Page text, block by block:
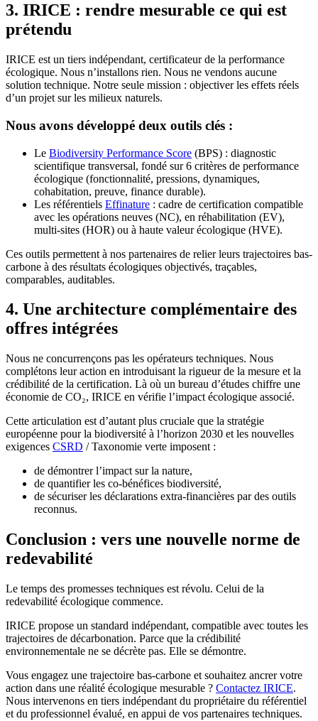
3. IRICE : rendre mesurable ce qui est
prétendu
IRICE est un tiers indépendant, certificateur de la performance
écologique. Nous n’installons rien. Nous ne vendons aucune
solution technique. Notre seule mission : objectiver les effets réels
d’un projet sur les milieux naturels.
Nous avons développé deux outils clés :
Le Biodiversity Performance Score (BPS) : diagnostic
scientifique transversal, fondé sur 6 critères de performance
écologique (fonctionnalité, pressions, dynamiques,
cohabitation, preuve, finance durable).
Les référentiels Effinature : cadre de certification compatible
avec les opérations neuves (NC), en réhabilitation (EV),
multi-sites (HOR) ou à haute valeur écologique (HVE).
Ces outils permettent à nos partenaires de relier leurs trajectoires bas-
carbone à des résultats écologiques objectivés, traçables,
comparables, auditables.
4. Une architecture complémentaire des
offres intégrées
Nous ne concurrençons pas les opérateurs techniques. Nous
complétons leur action en introduisant la rigueur de la mesure et la
crédibilité de la certification. Là où un bureau d’études chiffre une
économie de CO₂, IRICE en vérifie l’impact écologique associé.
Cette articulation est d’autant plus cruciale que la stratégie
européenne pour la biodiversité à l’horizon 2030 et les nouvelles
exigences CSRD / Taxonomie verte imposent :
de démontrer l’impact sur la nature,
de quantifier les co-bénéfices biodiversité,
de sécuriser les déclarations extra-financières par des outils
reconnus.
Conclusion : vers une nouvelle norme de
redevabilité
Le temps des promesses techniques est révolu. Celui de la
redevabilité écologique commence.
IRICE propose un standard indépendant, compatible avec toutes les
trajectoires de décarbonation. Parce que la crédibilité
environnementale ne se décrète pas. Elle se démontre.
Vous engagez une trajectoire bas-carbone et souhaitez ancrer votre
action dans une réalité écologique mesurable ? Contactez IRICE.
Nous intervenons en tiers indépendant du propriétaire du référentiel
et du professionnel évalué, en appui de vos partenaires techniques.